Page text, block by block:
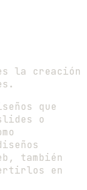
la creación
que
o
también
en